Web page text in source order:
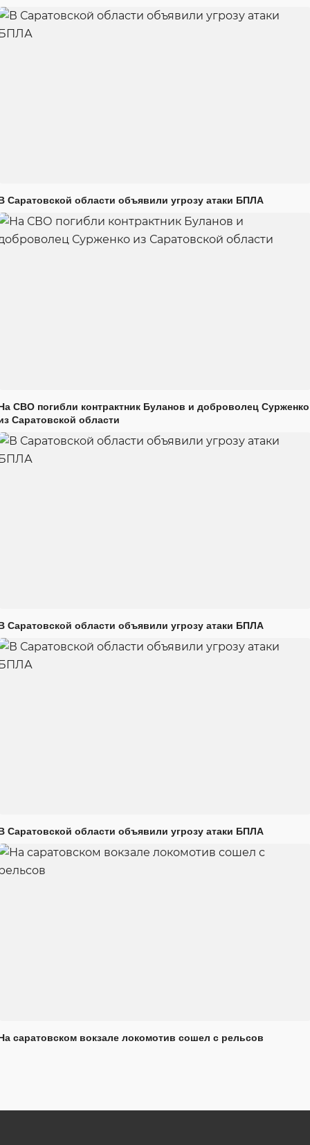
Саратовской области объявили угрозу атаки БПЛА
СВО погибли контрактник Буланов и доброволец Сурженко
Саратовской области
Саратовской области объявили угрозу атаки БПЛА
Саратовской области объявили угрозу атаки БПЛА
саратовском вокзале локомотив сошел с рельсов